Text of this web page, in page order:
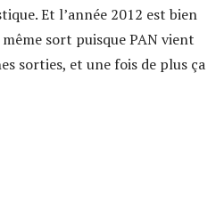
Et l’année 2012 est bien
sort puisque PAN vient
sorties, et une fois de plus ça